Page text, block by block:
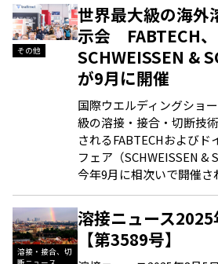
その他
世界最大級の海外
示会 FABTECH、
SCHWEISSEN &
が9月に開催
国際ウエルディングショ
級の溶接・接合・切断技
されるFABTECHおよびド
フェア（SCHWEISSEN &
今年9月に相次いで開催さ
溶接・接合、切
溶接ニュース
【第3589号】